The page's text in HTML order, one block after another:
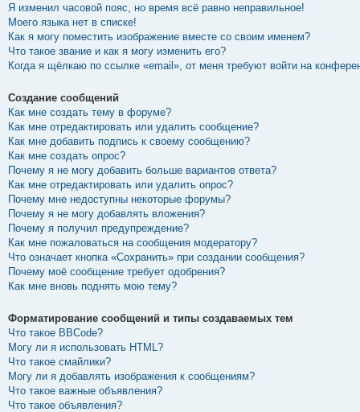
Я изменил часовой пояс, но время всё равно неправильное!
Моего языка нет в списке!
Как я могу поместить изображение вместе со своим именем?
Что такое звание и как я могу изменить его?
Когда я щёлкаю по ссылке «email», от меня требуют войти на
Создание сообщений
Как мне создать тему в форуме?
Как мне отредактировать или удалить сообщение?
Как мне добавить подпись к своему сообщению?
Как мне создать опрос?
Почему я не могу добавить больше вариантов ответа?
Как мне отредактировать или удалить опрос?
Почему мне недоступны некоторые форумы?
Почему я не могу добавлять вложения?
Почему я получил предупреждение?
Как мне пожаловаться на сообщения модератору?
Что означает кнопка «Сохранить» при создании сообщения?
Почему моё сообщение требует одобрения?
Как мне вновь поднять мою тему?
Форматирование сообщений и типы создаваемых тем
Что такое BBCode?
Могу ли я использовать HTML?
Что такое смайлики?
Могу ли я добавлять изображения к сообщениям?
Что такое важные объявления?
Что такое объявления?